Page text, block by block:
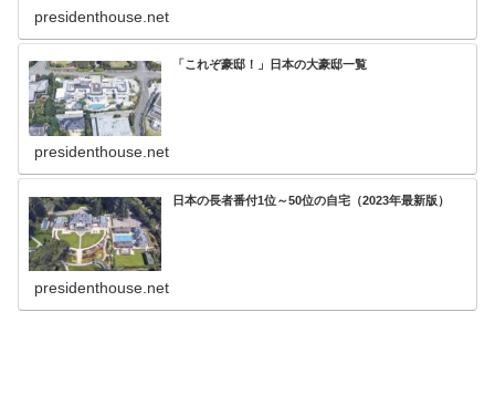
presidenthouse.net
「これぞ豪邸！」日本の大豪邸一覧
presidenthouse.net
日本の長者番付1位～50位の自宅（2023年最新版）
presidenthouse.net